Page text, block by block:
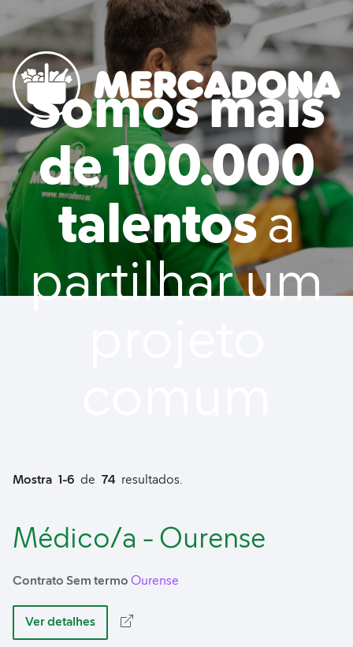
content
Mercadona
Somos mais
de 100.000
talentosa
partilhar um
Mostra 1-6 de 74 resultados.
Médico/a - Ourense
Contrato Sem termo Ourense
Ver detalhes